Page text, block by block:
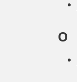
O